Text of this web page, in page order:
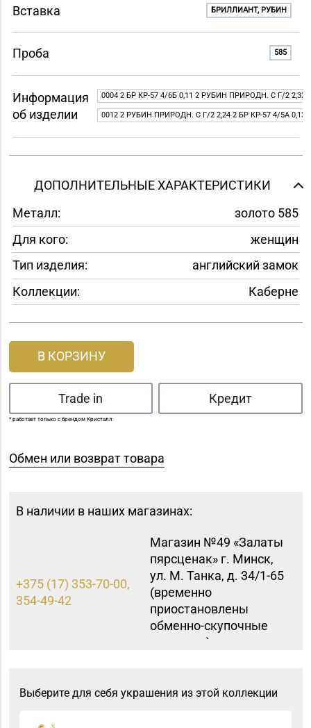
Вставка БРИЛЛИАНТ, РУБИН
Проба 585
Информация
об изделии
0004 2 БР КР-57 4/6Б 0,11 2 РУБИН ПРИРОДН. C Г/2 2,32
0012 2 РУБИН ПРИРОДН. C Г/2 2,24 2 БР КР-57 4/5A 0,13
ДОПОЛНИТЕЛЬНЫЕ ХАРАКТЕРИСТИКИ
Металл:
золото 585
Для кого:
женщин
Тип изделия:
английский замок
Коллекции:
Каберне
В КОРЗИНУ
Trade in Кредит
* работает только с брендом Кристалл
Обмен или возврат товара
В наличии в наших магазинах:
+375 (17) 353-70-00,
354-49-42
Магазин №49 «Залаты
пярсценак» г. Минск,
ул. М. Танка, д. 34/1-65
(временно
приостановлены
обменно-скупочные
операции)
8 (0162) 32-25-26, 29-
18-00, 29-18-01
№2 «Жемчужина» г.
Брест, ул. Советская,
Выберите для себя украшения из этой коллекции